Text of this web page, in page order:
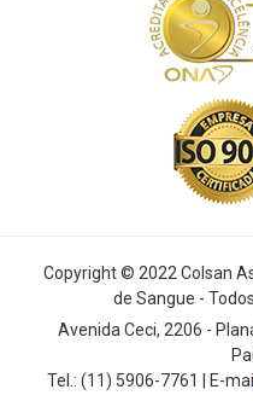
Copyright © 2022 Colsan
de Sangue -
Avenida Ceci, 2206 -
Tel.: (11) 5906-7761 | E-